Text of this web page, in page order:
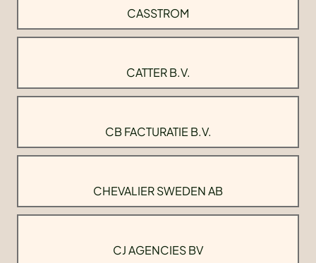
CASSTROM
CATTER B.V.
CB FACTURATIE B.V.
CHEVALIER SWEDEN AB
CJ AGENCIES BV